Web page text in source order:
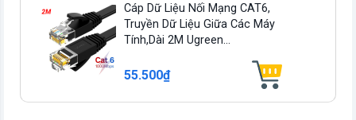
Cáp Dữ Liệu Nối Mạng CAT6,
Truyền Dữ Liệu Giữa Các Máy
Tính,dài 2M Ugreen...
55.500₫